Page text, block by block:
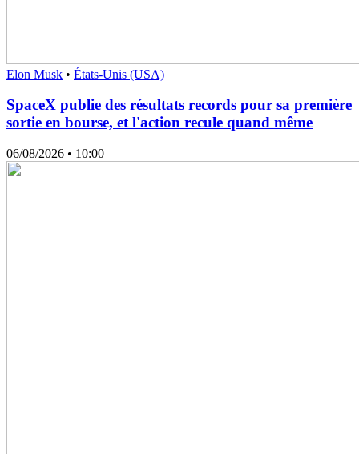
Elon Musk • États-Unis (USA)
SpaceX publie des résultats records pour sa première
sortie en bourse, et l'action recule quand même
06/08/2026 • 10:00